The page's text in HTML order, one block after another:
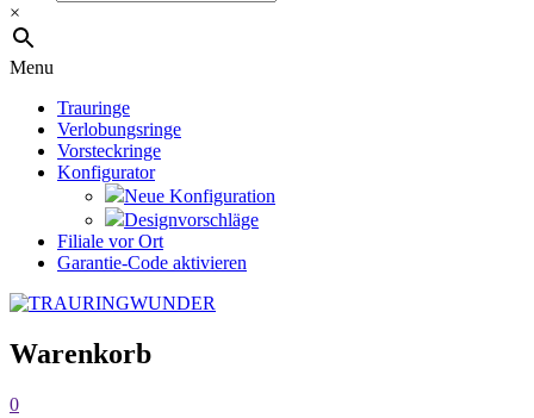
×
Menu
Trauringe
Verlobungsringe
Vorsteckringe
Konfigurator
Neue Konfiguration
Designvorschläge
Filiale vor Ort
Garantie-Code aktivieren
Warenkorb
0